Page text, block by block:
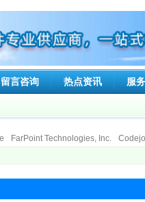
留言咨询 热点资讯 服
FarPoint Technologies, Inc.
DeviceLock, Inc RGE, Inc.
Soft Gold Ltd. CAD/CAM